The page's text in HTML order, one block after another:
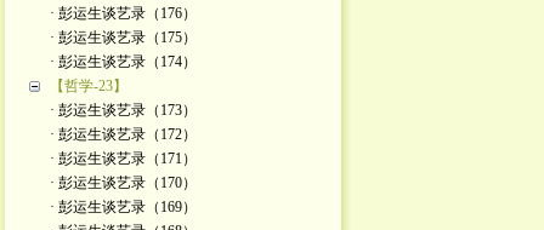
· 彭运生谈艺录（176）
· 彭运生谈艺录（175）
· 彭运生谈艺录（174）
【哲学-23】
· 彭运生谈艺录（173）
· 彭运生谈艺录（172）
· 彭运生谈艺录（171）
· 彭运生谈艺录（170）
· 彭运生谈艺录（169）